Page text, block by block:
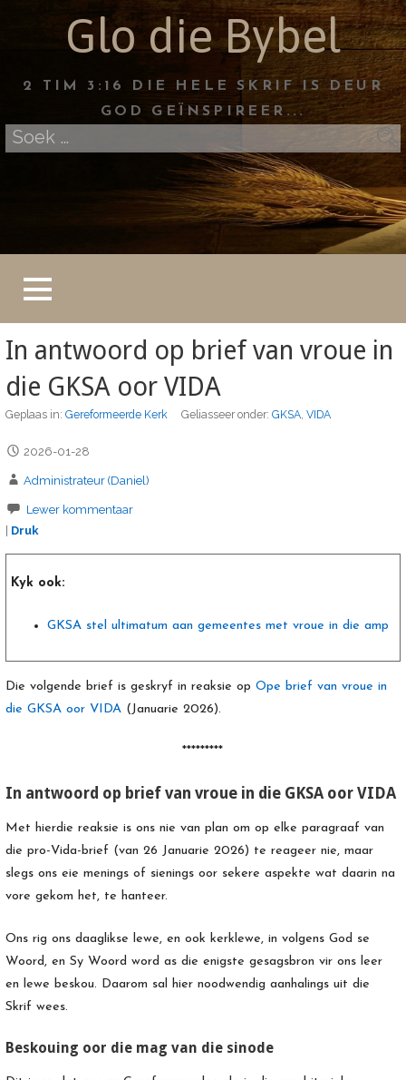
Glo die Bybel
2 TIM 3:16 DIE HELE SKRIF IS DEUR
GOD GEÏNSPIREER...
Soek
na:
In antwoord op brief van vroue in
die GKSA oor VIDA
Geplaas in:Gereformeerde Kerk Geliasseer onder:GKSA ,VIDA
2026-01-28
Administrateur (Daniel)
Lewer kommentaar
| Druk
Kyk ook:
GKSA stel ultimatum aan gemeentes met vroue in die amp
Die volgende brief is geskryf in reaksie opOpe brief van vroue in
die GKSA oor VIDA (Januarie 2026).
*********
In antwoord op brief van vroue in die GKSA oor VIDA
Met hierdie reaksie is ons nie van plan om op elke paragraaf van
die pro-Vida-brief (van 26 Januarie 2026) te reageer nie, maar
slegs ons eie menings of sienings oor sekere aspekte wat daarin na
vore gekom het, te hanteer.
Ons rig ons daaglikse lewe, en ook kerklewe, in volgens God se
Woord, en Sy Woord word as die enigste gesagsbron vir ons leer
en lewe beskou. Daarom sal hier noodwendig aanhalings uit die
Skrif wees.
Beskouing oor die mag van die sinode